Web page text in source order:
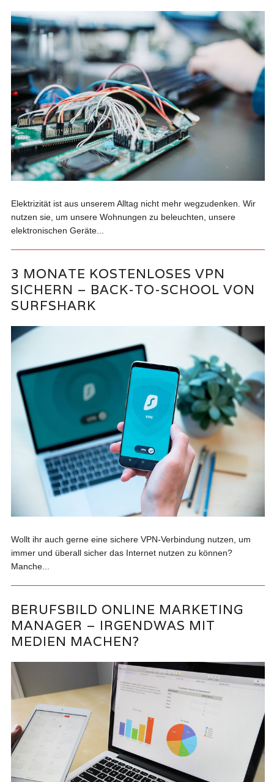
Elektrizität ist aus unserem Alltag nicht mehr wegzudenken. Wir
nutzen sie, um unsere Wohnungen zu beleuchten, unsere
elektronischen Geräte...
3 MONATE KOSTENLOSES VPN
SICHERN – BACK-TO-SCHOOL VON
SURFSHARK
Wollt ihr auch gerne eine sichere VPN-Verbindung nutzen, um
immer und überall sicher das Internet nutzen zu können?
Manche...
BERUFSBILD ONLINE MARKETING
MANAGER – IRGENDWAS MIT
MEDIEN MACHEN?